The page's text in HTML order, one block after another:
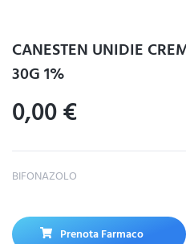
CANESTEN UNIDIE
30G 1%
0,00€
BIFONAZOLO
Prenota Farmaco